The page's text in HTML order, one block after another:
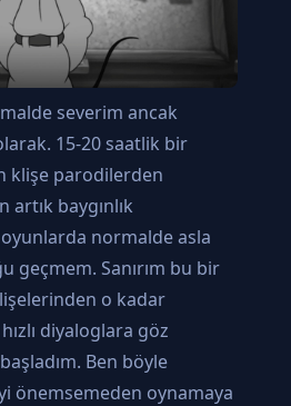
severim ancak
15-20 saatlik bir
klişe parodilerden
artık baygınlık
normalde asla
geçmem. Sanırım bu bir
o kadar
hızlı diyaloglara göz
Ben böyle
önemsemeden oynamaya